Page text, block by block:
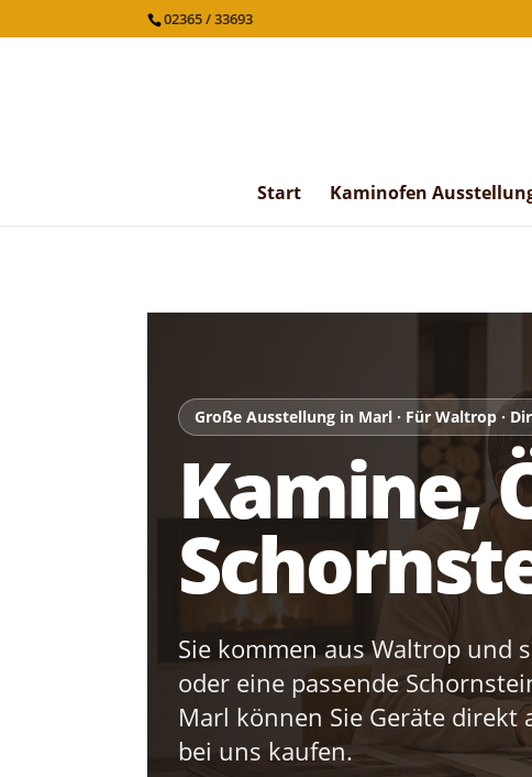
02365 / 33693
Start Kaminofen
Große Ausstellung in Marl · Für Waltrop ·
Kamine,
Sie kommen aus Waltrop und
oder eine passende
Marl können Sie Geräte
bei uns kaufen.